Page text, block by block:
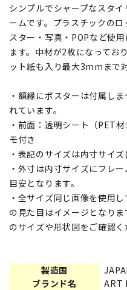
シンプルでシャープなスタ
ームです。プラスチックの
スター・写真・POPなど使
ます。中材が2枚になってお
ット紙も入り最大3mmまで対
・額縁にポスターは付属し
れています。
・前面：透明シート（PET
モ付き
・表記のサイズは内寸サイ
・外寸は内寸サイズにフレ
目安となります。
・全サイズ同じ画像を使用
の見た目はイメージとなり
のサイズや形状図をご確認く
製造国
ブランド名
ART